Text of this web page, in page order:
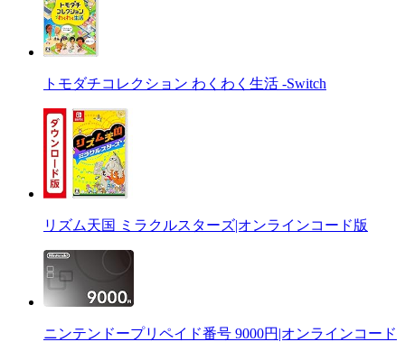
トモダチコレクション わくわく生活 -Switch
リズム天国 ミラクルスターズ|オンラインコード版
ニンテンドープリペイド番号 9000円|オンラインコード